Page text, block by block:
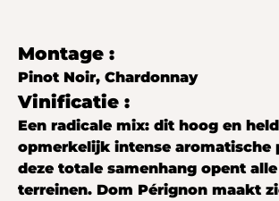
Montage :
Pinot Noir, Chardonnay
Vinificatie :
Een radicale mix: dit hoog en
opmerkelijk intense aromatische
deze totale samenhang opent
terreinen. Dom Pérignon maakt